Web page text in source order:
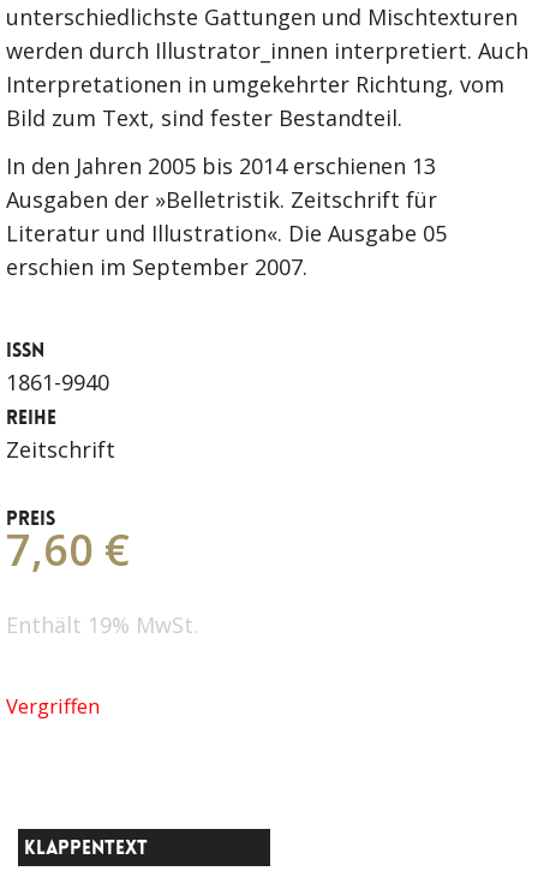
unterschiedlichste Gattungen und Mischtexturen
werden durch Illustrator_innen interpretiert. Auch
Interpretationen in umgekehrter Richtung, vom
Bild zum Text, sind fester Bestandteil.
In den Jahren 2005 bis 2014 erschienen 13
Ausgaben der »Belletristik. Zeitschrift für
Literatur und Illustration«. Die Ausgabe 05
erschien im September 2007.
ISSN
1861-9940
REIHE
Zeitschrift
PREIS
7,60 €
Enthält 19% MwSt.
Vergriffen
KLAPPENTEXT